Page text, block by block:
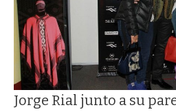
Jorge Rial junto a su